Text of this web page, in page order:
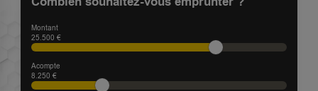
Montant
25.500 €
Acompte
8.250 €